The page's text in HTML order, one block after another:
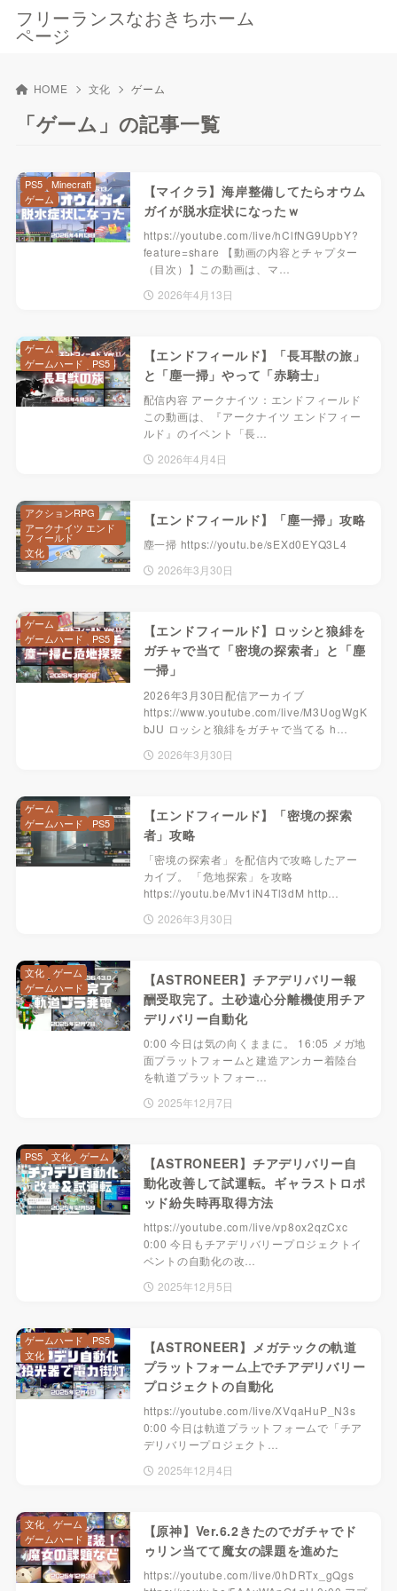
フリーランスなおきちホーム
ページ
HOME 文化 ゲーム
「ゲーム」の記事一覧
【マイクラ】海岸整備してたらオウム
ガイが脱水症状になったｗ
https://youtube.com/live/hClfNG9UpbY?
feature=share 【動画の内容とチャプター
（目次）】この動画は、マ…
2026年4月13日
PS5
Minecraft
ゲーム
【エンドフィールド】「長耳獣の旅」
と「塵一掃」やって「赤騎士」
配信内容 アークナイツ：エンドフィールド
この動画は、『アークナイツ エンドフィー
ルド』のイベント「長…
2026年4月4日
ゲーム
ゲームハード
PS5
【エンドフィールド】「塵一掃」攻略
塵一掃 https://youtu.be/sEXd0EYQ3L4
2026年3月30日
アクションRPG
アークナイツ エンド
フィールド
文化
【エンドフィールド】ロッシと狼緋を
ガチャで当て「密境の探索者」と「塵
一掃」
2026年3月30日配信アーカイブ
https://www.youtube.com/live/M3UogWgK
bJU ロッシと狼緋をガチャで当てる h…
2026年3月30日
ゲーム
ゲームハード
PS5
【エンドフィールド】「密境の探索
者」攻略
「密境の探索者」を配信内で攻略したアー
カイブ。 「危地探索」を攻略
https://youtu.be/Mv1iN4Tl3dM http…
2026年3月30日
ゲーム
ゲームハード
PS5
【ASTRONEER】チアデリバリー報
酬受取完了。土砂遠心分離機使用チア
デリバリー自動化
0:00 今日は気の向くままに。 16:05 メガ地
面プラットフォームと建造アンカー着陸台
を軌道プラットフォー…
2025年12月7日
文化
ゲーム
ゲームハード
【ASTRONEER】チアデリバリー自
動化改善して試運転。ギャラストロポ
ッド紛失時再取得方法
https://youtube.com/live/vp8ox2qzCxc ​​​​
0:00 今日もチアデリバリープロジェクトイ
ベントの自動化の改…
2025年12月5日
PS5 文化 ゲーム
【ASTRONEER】メガテックの軌道
プラットフォーム上でチアデリバリー
プロジェクトの自動化
https://youtube.com/live/XVqaHuP_N3s
0:00 今日は軌道プラットフォームで「チア
デリバリープロジェクト…
2025年12月4日
ゲームハード
PS5
文化
【原神】Ver.6.2きたのでガチャでド
ゥリン当てて魔女の課題を進めた
https://youtube.com/live/0hDRTx_gQgs
文化
ゲーム
ゲームハード